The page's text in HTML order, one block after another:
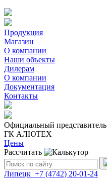
Продукция
Магазин
О компании
Наши объекты
Дилерам
О компании
Документация
Контакты
Официальный представитель
ГК АЛЮТЕХ
Цены
Рассчитать
Поиск:
Липецк +7 (4742) 20-01-24